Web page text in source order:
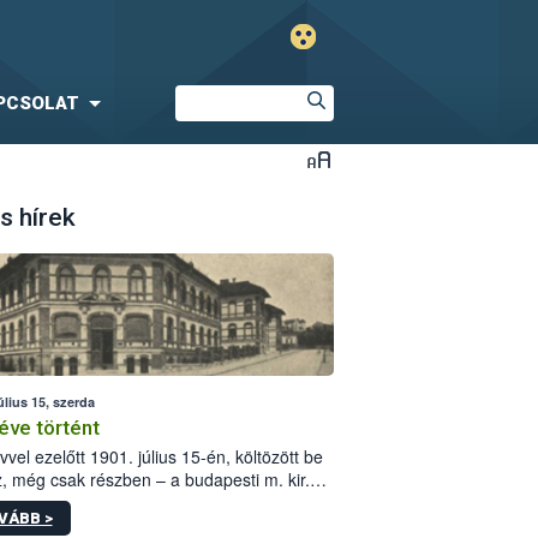
hírek
15, szerda
történt
ezelőtt 1901. július 15-én, költözött be
még csak részben – a budapesti m. kir.
állomás a Kis Rókus utca
alatti, Czigler Győző által tervezett új
>